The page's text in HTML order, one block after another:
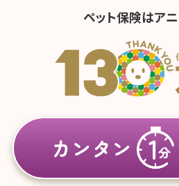
ペット保険はア
カンタン